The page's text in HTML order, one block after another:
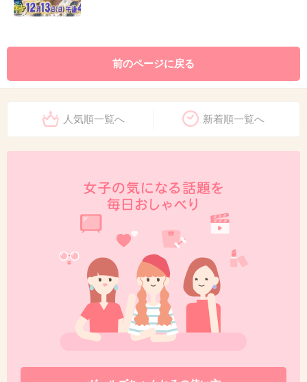
前のページに戻る
人気順一覧へ 新着順一覧へ